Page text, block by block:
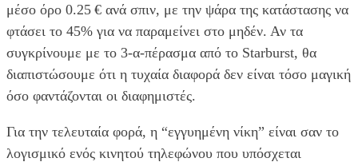
μέσο όρο 0.25 € ανά σπιν, με την ψάρα της κατάστασης να
φτάσει το 45% για να παραμείνει στο μηδέν. Αν τα
συγκρίνουμε με το 3‑α-πέρασμα από το Starburst, θα
διαπιστώσουμε ότι η τυχαία διαφορά δεν είναι τόσο μαγική
όσο φαντάζονται οι διαφημιστές.
Για την τελευταία φορά, η “εγγυημένη νίκη” είναι σαν το
λογισμικό ενός κινητού τηλεφώνου που υπόσχεται